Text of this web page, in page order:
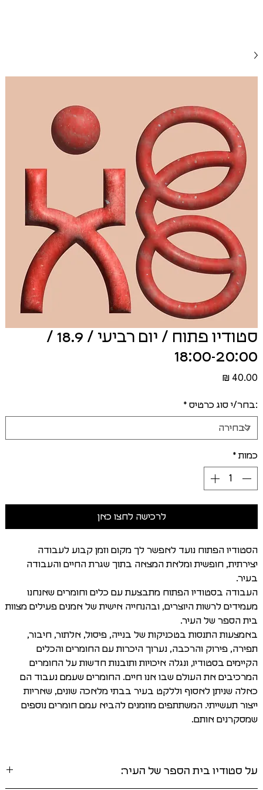
סטודיו פתוח / יום רביעי / 18.9 /
18:00-20:00
מחיר
:בחר/י סוג כרטיס *
כמות *
לרכישה לחצו כאן
הסטודיו הפתוח נועד לאפשר לך מקום וזמן קבוע לעבודה
יצירתית, חופשית ומלאת המצאה בתוך שגרת החיים והעבודה
בעיר.
העבודה בסטודיו הפתוח מתבצעת עם כלים וחומרים שאנחנו
מעמידים לרשות היוצרים, ובהנחייה אישית של אמנים פעילים מצוות
בית הספר של העיר.
באמצעות התנסות בטכניקות של בנייה, פיסול, אלתור, חיבור,
תפירה, פירוק והרכבה, נערוך היכרות עם החומרים והכלים
הקיימים בסטודיו, ונגלה איכויות ותובנות חדשות על החומרים
המרכיבים את העולם שבו אנו חיים. החומרים שעמם נעבוד הם
כאלה שניתן לאסוף וללקט בעיר בבתי מלאכה שונים, שאריות
ייצור תעשייתי. המשתתפים מוזמנים להביא עמם חומרים נוספים
שמסקרנים אותם.
על סטודיו בית הספר של העיר: